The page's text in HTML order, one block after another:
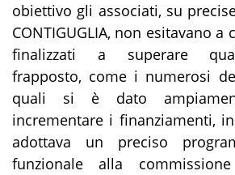
obiettivo gli associati, su
CONTIGUGLIA, non esitavano a
finalizzati a superare
frapposto, come i numerosi
quali si è dato
incrementare i finanziamenti,
adottava un preciso
funzionale alla